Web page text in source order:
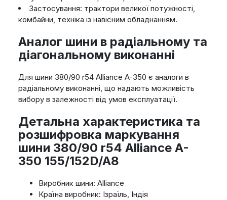
Застосування: трактори великої потужності,
комбайни, техніка із навісним обладнанням.
Аналог шини в радіальному та
діагональному виконанні
Для шини 380/90 r54 Alliance A-350 є аналоги в
радіальному виконанні, що надають можливість
вибору в залежності від умов експлуатації.
Детальна характеристика та
розшифровка маркування
шини 380/90 r54 Alliance A-
350 155/152D/A8
Виробник шини: Alliance
Країна виробник: Ізраїль, Індія